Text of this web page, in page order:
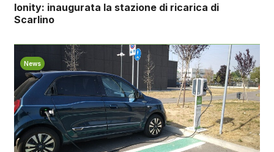
Ionity: inaugurata la stazione di ricarica di
Scarlino
News